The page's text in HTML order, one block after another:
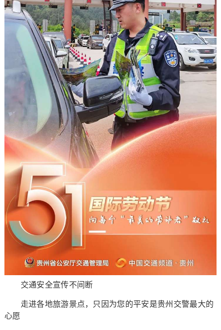
交通安全宣传不间断
走进各地旅游景点，只因为您的平安是贵州交警最大的
心愿